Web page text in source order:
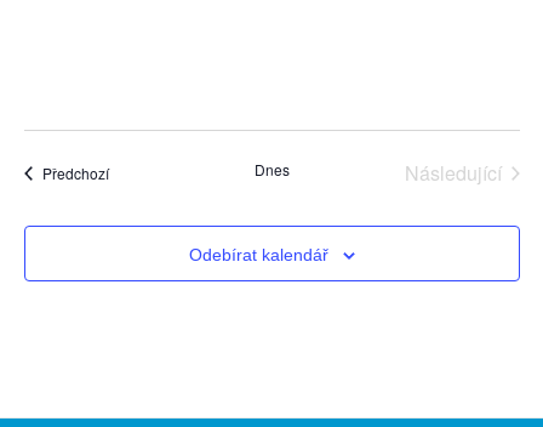
PředchozíAkce Dnes
Následující
Odebírat kalendář